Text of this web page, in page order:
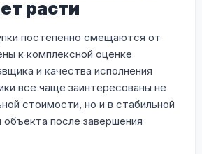
расти
постепенно смещаются от
к комплексной оценке
и качества исполнения
все чаще заинтересованы не
стоимости, но и в стабильной
объекта после завершения